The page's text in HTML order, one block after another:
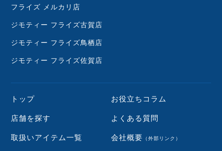
フライズ メルカリ店
ジモティー フライズ古賀店
ジモティー フライズ鳥栖店
ジモティー フライズ佐賀店
トップ
店舗を探す
取扱いアイテム一覧
お役立ちコラム
よくある質問
会社概要 （外部リンク）